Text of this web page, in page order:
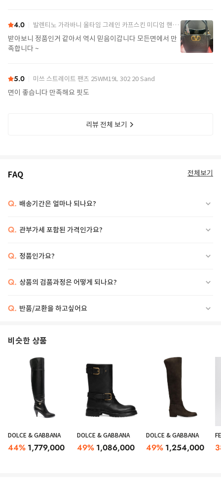
4.0 발렌티노 가라바니 올타임 그레인 카프스킨 미디엄 핸드백 7W2B0R22IMZ 0NO Black
받아보니 정품인거 같아서 역시 믿음이갑니다 모든면에서 만
족합니다 ~
5.0 미쓰 스트레이트 팬츠 25WM19L 302 20 Sand
면이 좋습니다 만족해요 핏도
리뷰 전체 보기
FAQ 전체보기
Q. 배송기간은 얼마나 되나요?
Q. 관부가세 포함된 가격인가요?
Q. 정품인가요?
Q. 상품의 검품과정은 어떻게 되나요?
Q. 반품/교환을 하고싶어요
비슷한 상품
DOLCE & GABBANA
44% 1,779,000
DOLCE & GABBANA
49% 1,086,000
DOLCE & GABBANA
49% 1,254,000